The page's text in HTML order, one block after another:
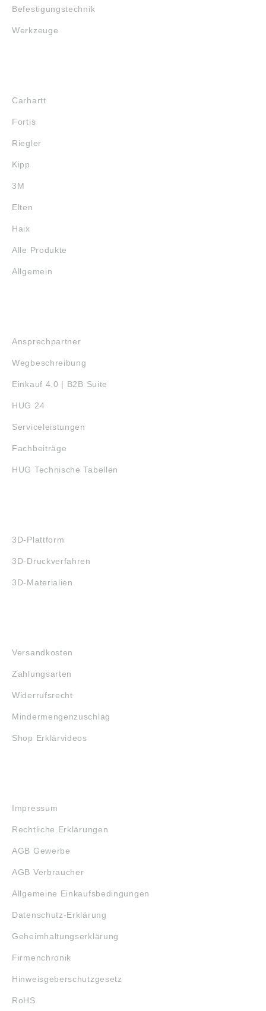
Befestigungstechnik
Werkzeuge
Carhartt
Fortis
Riegler
Kipp
3M
Elten
Haix
Alle Produkte
Allgemein
Ansprechpartner
Wegbeschreibung
Einkauf 4.0 | B2B Suite
HUG 24
Serviceleistungen
Fachbeiträge
HUG Technische Tabellen
3D-Plattform
3D-Druckverfahren
3D-Materialien
Versandkosten
Zahlungsarten
Widerrufsrecht
Mindermengenzuschlag
Shop Erklärvideos
Impressum
Rechtliche Erklärungen
AGB Gewerbe
AGB Verbraucher
Allgemeine Einkaufsbedingungen
Datenschutz-Erklärung
Geheimhaltungserklärung
Firmenchronik
Hinweisgeberschutzgesetz
RoHS